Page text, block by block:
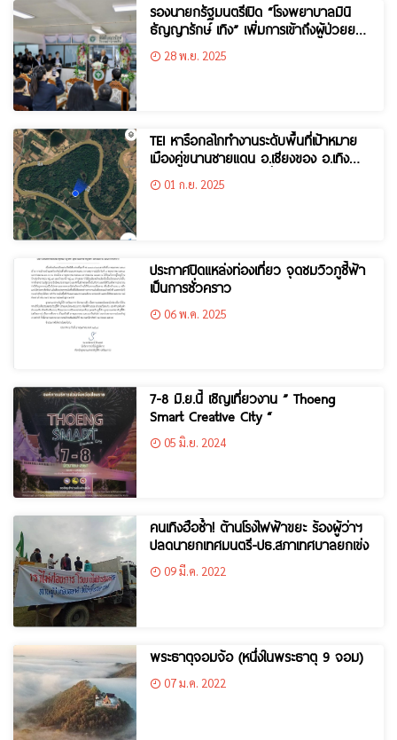
รองนายกรัฐมนตรีเปิด “โรงพยาบาลมินิ
ธัญญารักษ์ เทิง” เพิ่มการเข้าถึงผู้ป่วยยา
เสพติด ลดความแออัดในโรงพยาบาล
เฉพาะทาง
28 พ.ย. 2025
TEI หารือกลไกทำงานระดับพื้นที่เป้าหมาย
เมืองคู่ขนานชายแดน อ.เชียงของ อ.เทิง
และ อ.ภูซาง ร่วมขับเคลื่อนความร่วมมือ
ปฏิบัติการลดการเผา ลดหมอกควัน PM2.5
01 ก.ย. 2025
ประกาศปิดแหล่งท่องเที่ยว จุดชมวิวภูชี้ฟ้า
เป็นการชั่วคราว
06 พ.ค. 2025
7-8 มิ.ย.นี้ เชิญเที่ยวงาน ” Thoeng
Smart Creative City “
05 มิ.ย. 2024
คนเทิงฮือซ้ำ! ต้านโรงไฟฟ้าขยะ ร้องผู้ว่าฯ
ปลดนายกเทศมนตรี-ปธ.สภาเทศบาลยกเข่ง
09 มี.ค. 2022
พระธาตุจอมจ้อ (หนึ่งในพระธาตุ 9 จอม)
07 ม.ค. 2022